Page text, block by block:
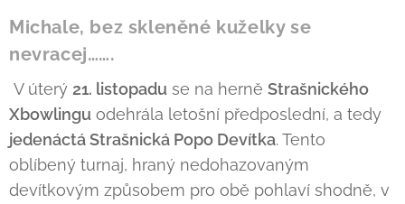
Michale, bez skleněné kuželky se
nevracej…….
V úterý 21. listopadu se na herně Strašnického
Xbowlingu odehrála letošní předposlední, a tedy
jedenáctá Strašnická Popo Devítka. Tento
oblíbený turnaj, hraný nedohazovaným
devítkovým způsobem pro obě pohlaví shodně, v